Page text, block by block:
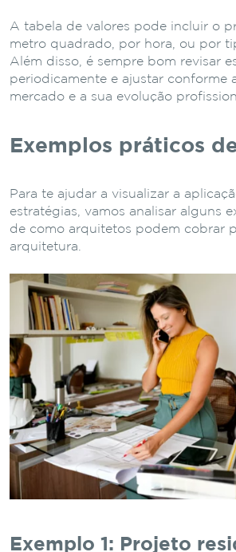
A tabela de valores pode incluir o
metro quadrado, por hora, ou por
Além disso, é sempre bom revisar
periodicamente e ajustar conforme
mercado e a sua evolução
Exemplos práticos
Para te ajudar a visualizar a
estratégias, vamos analisar alguns
de como arquitetos podem cobrar
arquitetura.
Exemplo 1: Projeto